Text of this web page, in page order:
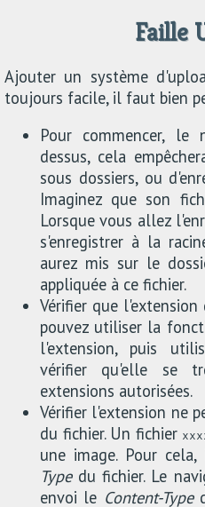
Faille
Ajouter un système
toujours facile, il faut bien
Pour commencer, le
dessus, cela
sous dossiers, ou
Imaginez que son
Lorsque vous allez
s'enregistrer à la
aurez mis sur le
appliquée à ce fichier.
Vérifier que l'extension
pouvez utiliser la
l'extension, puis
vérifier qu'elle se
extensions autorisées.
Vérifier l'extension ne
du fichier. Un fichier
une image. Pour
Typedu fichier. Le
envoi le Content-Type